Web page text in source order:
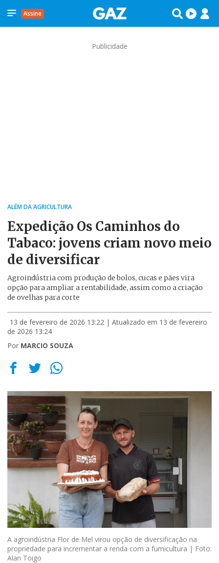
Assine
Publicidade
ALÉM DA AGRICULTURA
Expedição Os Caminhos do
Tabaco: jovens criam novo meio
de diversificar
Agroindústria com produção de bolos, cucas e pães vira
opção para ampliar a rentabilidade, assim como a criação
de ovelhas para corte
13 de fevereiro de 2026 13:22 | Atualizado em 13 de fevereiro
de 2026 13:24
Por MARCIO SOUZA
A agroindústria Flor de Mel virou opção de diversificação na
propriedade para incrementar a renda com a fumicultura | Foto:
Alan Toigo